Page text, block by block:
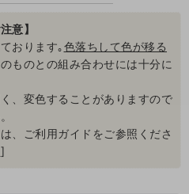
意】
おります｡色落ちして色が移る
ものとの組み合わせには十分に
、変色することがありますので
、ご利用ガイドをご参照くださ
]